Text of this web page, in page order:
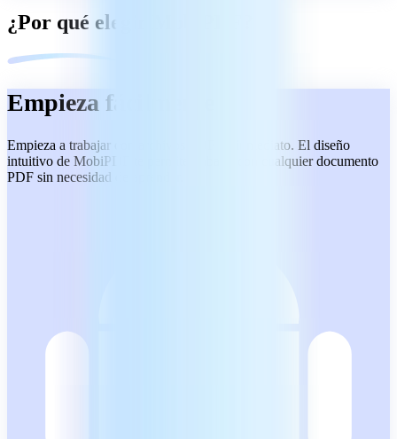
¿Por qué elegir MobiPDF?
Empieza fácilmente
Empieza a trabajar con archivos PDF de inmediato. El diseño
intuitivo de MobiPDF te permite trabajar con cualquier documento
PDF sin necesidad de aprender.